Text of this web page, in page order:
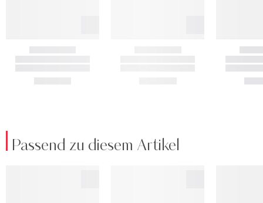
Passend zu diesem Artikel